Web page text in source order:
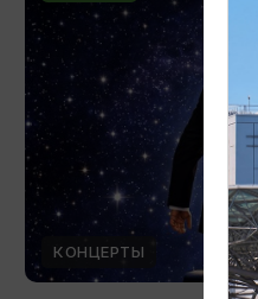
КОНЦЕРТЫ